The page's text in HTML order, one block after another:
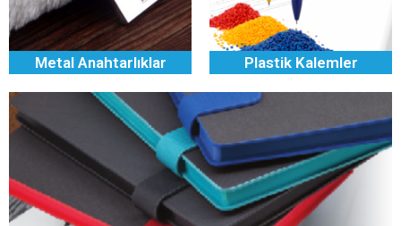
Plastik Kalemler
Metal Anahtarlıklar